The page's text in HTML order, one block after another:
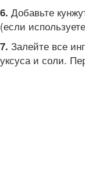
6. Добавьте
(если
7. Залейте все
уксуса и соли.